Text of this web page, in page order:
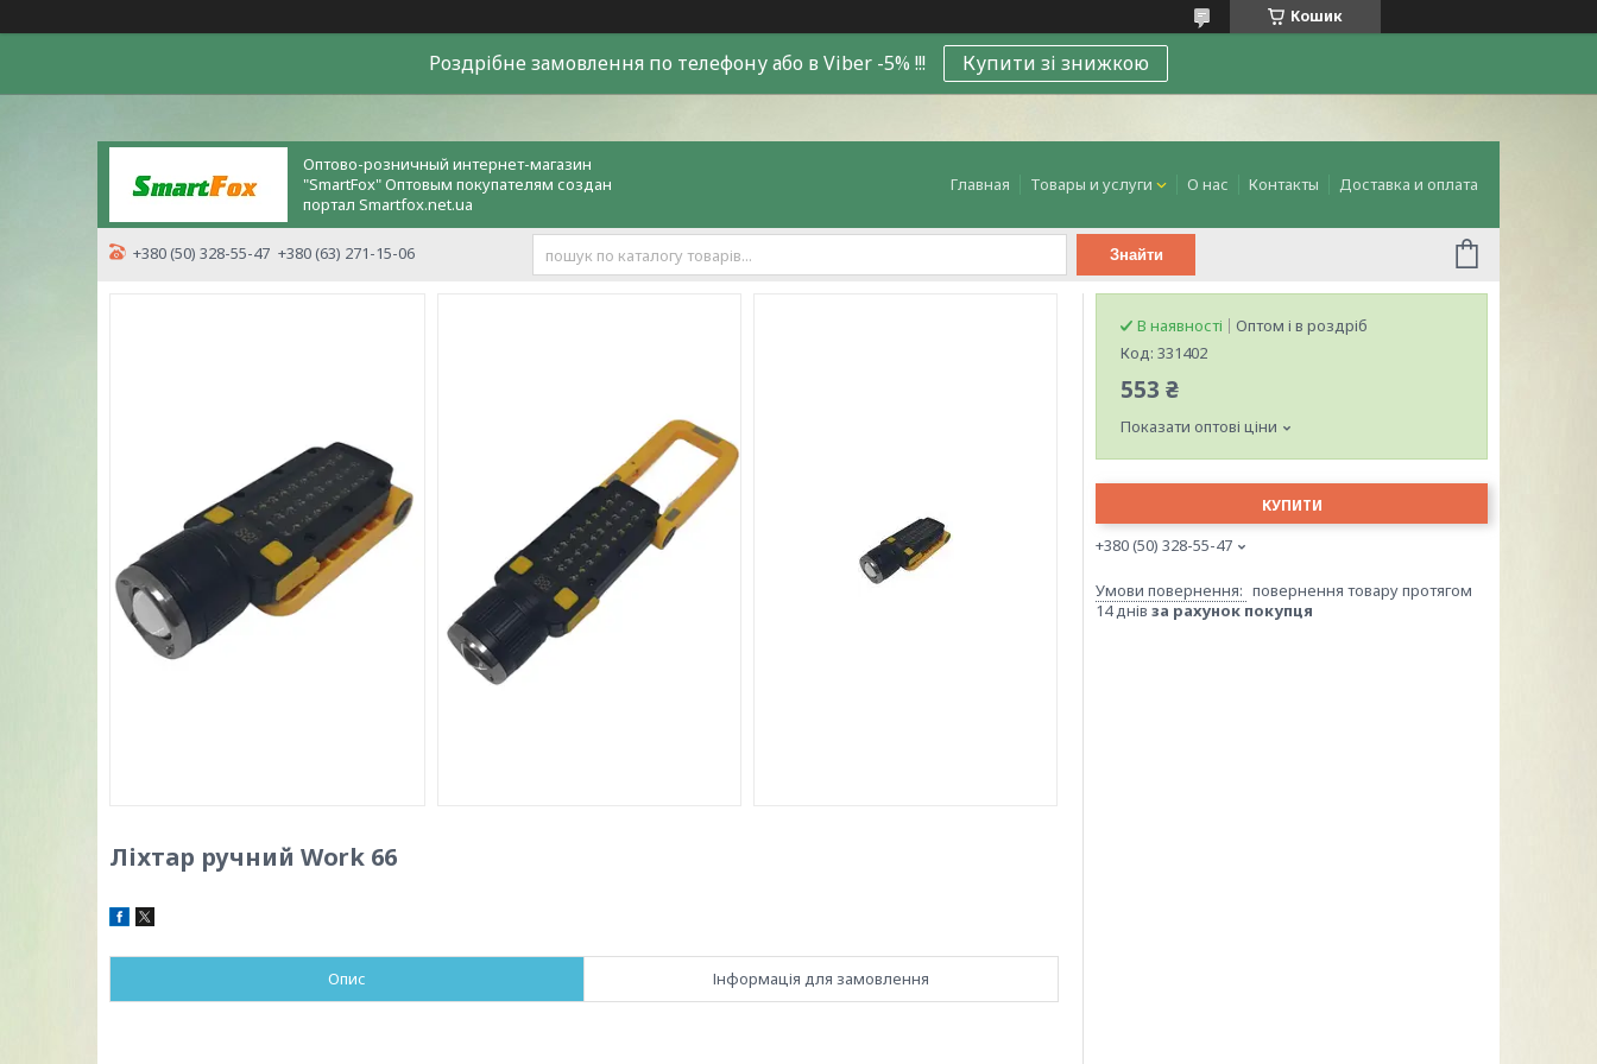
Кошик
Роздрiбне замовлення по телефону або в Viber -5% !!! Купити зі знижкою
Оптово-розничный интернет-магазин
"SmartFox" Оптовым покупателям создан
портал Smartfox.net.ua
Главная Товары и услуги О нас Контакты Доставка и оплата
+380 (50) 328-55-47 +380 (63) 271-15-06 Знайти
Ліхтар ручний Work 66
Опис Інформація для замовлення
В наявності
Оптом і в роздріб
Код: 331402
553 ₴
Показати оптові ціни
КУПИТИ
+380 (50) 328-55-47
повернення товару протягом
14 днів за рахунок покупця